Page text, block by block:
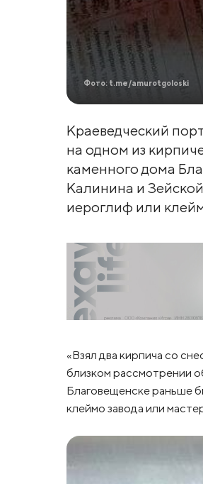
Фото: t.me/amurotgoloski
Краеведческий
на одном из
каменного дома
Калинина и
иероглиф или
«Взял два кирпича со
близком рассмотрении
Благовещенске раньше
клеймо завода или